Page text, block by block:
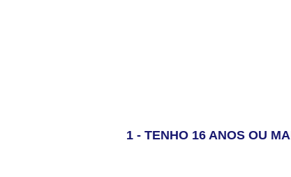
1 - TENHO 16 ANOS OU